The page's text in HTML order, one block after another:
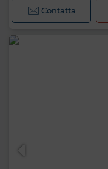
Contatta